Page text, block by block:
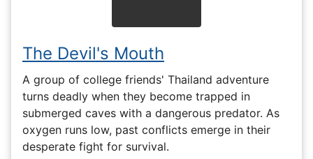
The Devil's Mouth
A group of college friends' Thailand adventure
turns deadly when they become trapped in
submerged caves with a dangerous predator. As
oxygen runs low, past conflicts emerge in their
desperate fight for survival.